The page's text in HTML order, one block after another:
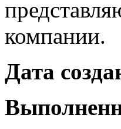
компании.
Дата